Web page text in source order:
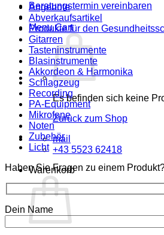
Beratungstermin vereinbaren
Menu Cart
Es befinden sich keine
Zurück zum Shop
mail
+43 5523 62418
Warenkorb
Angebote
Abverkaufsartikel
Produkte für den
Gitarren
Tasteninstrumente
Blasinstrumente
Akkordeon & Harmonika
Schlagzeug
Recording
PA-Equipment
Mikrofone
Noten
Zubehör
Licht
Haben Sie Fragen zu einem
Dein Name